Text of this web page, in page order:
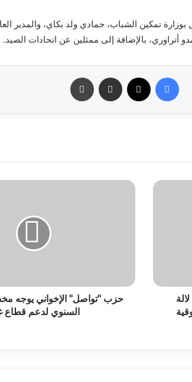
بوزارة تمكين الشباب، حمادي ولد بكاي، والمدير
أتراوري، بالإضافة إلى ممثلين عن اتحادات الصيد.
فيسبوك مشاركة عبر البريد
الف اوقية
حزب "تواصل" الإخواني يوجه
السنوي لدعم قطاع